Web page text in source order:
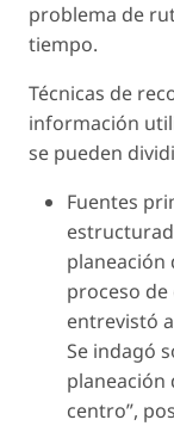
problema de
tiempo.
Técnicas de
información
se pueden
Fuentes
planeación
proceso de
entrevistó
Se indagó
planeación
centro”,